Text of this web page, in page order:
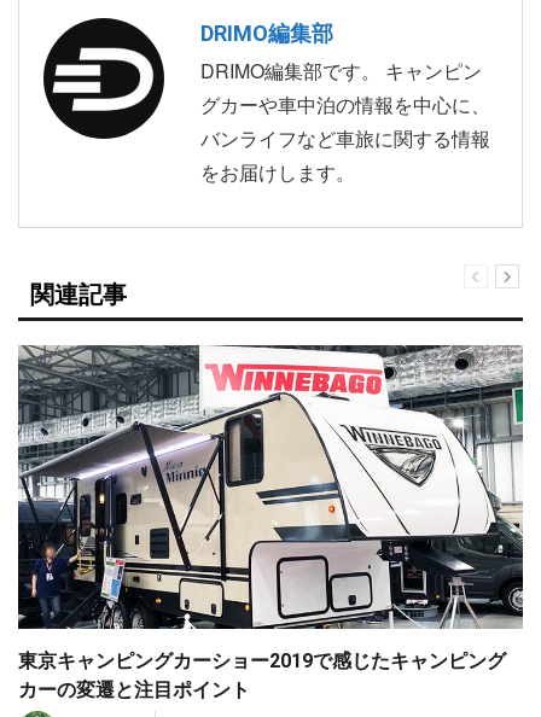
DRIMO編集部
DRIMO編集部です。 キャンピン
グカーや車中泊の情報を中心に、
バンライフなど車旅に関する情報
をお届けします。
関連記事
東京キャンピングカーショー2019で感じたキャンピング
カーの変遷と注目ポイント